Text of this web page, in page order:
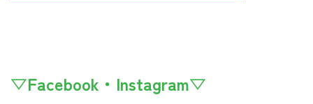
▽Facebook・Instagram▽